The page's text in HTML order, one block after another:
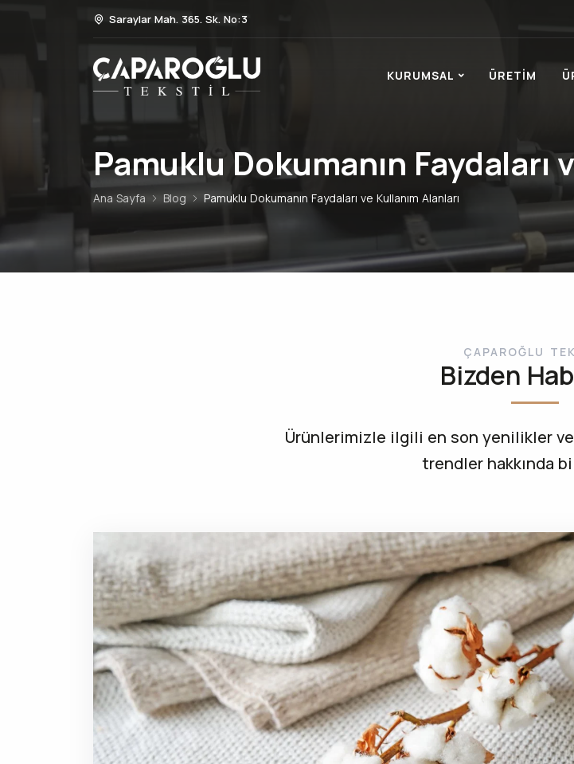
Saraylar Mah. 365. Sk. No:3
KURUMSAL ÜRETIM
Pamuklu Dokumanın Faydaları
Ana Sayfa Blog Pamuklu Dokumanın Faydaları ve Kullanım Alanları
ÇAPAROĞLU
Bizden
Ürünlerimizle ilgili en son yenilikler
trendler hakkında